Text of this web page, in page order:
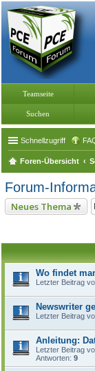
Teamseite
Suchen
Schnellzugriff
Foren-Übersicht
Forum-
Neues Thema
Wo findet
Letzter Beitrag
Newswriter
Letzter Beitrag
Anleitung:
Letzter Beitrag
Antworten: 9